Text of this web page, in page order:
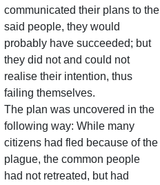
communicated their plans to the
said people, they would
probably have succeeded; but
they did not and could not
realise their intention, thus
failing themselves.
The plan was uncovered in the
following way: While many
citizens had fled because of the
plague, the common people
had not retreated, but had